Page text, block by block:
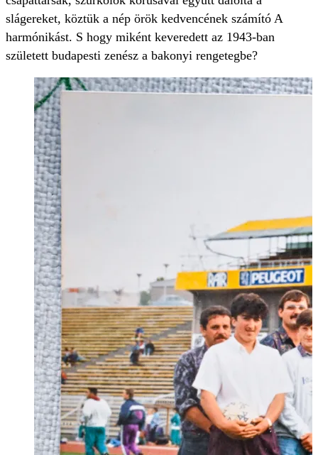
slágereket, köztük a nép örök kedvencének számító A
harmónikást. S hogy miként keveredett az 1943-ban
született budapesti zenész a bakonyi rengetegbe?